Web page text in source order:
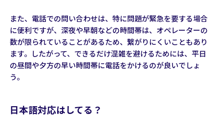
また、電話での問い合わせは、特に問題が緊急を要する場合
に便利ですが、深夜や早朝などの時間帯は、オペレーターの
数が限られていることがあるため、繋がりにくいこともあり
ます。したがって、できるだけ混雑を避けるためには、平日
の昼間や夕方の早い時間帯に電話をかけるのが良いでしょ
う。
日本語対応はしてる？